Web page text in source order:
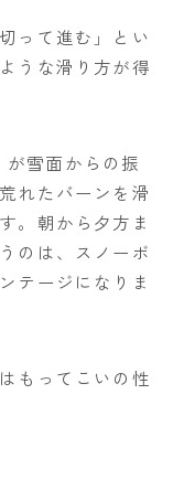
って進む」とい
うな滑り方が得
が雪面からの振
れたバーンを滑
。朝から夕方ま
のは、スノーボ
テージになりま
もってこいの性